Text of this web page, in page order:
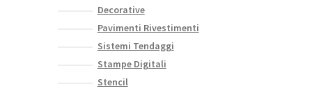
Decorative
Pavimenti Rivestimenti
Sistemi Tendaggi
Stampe Digitali
Stencil